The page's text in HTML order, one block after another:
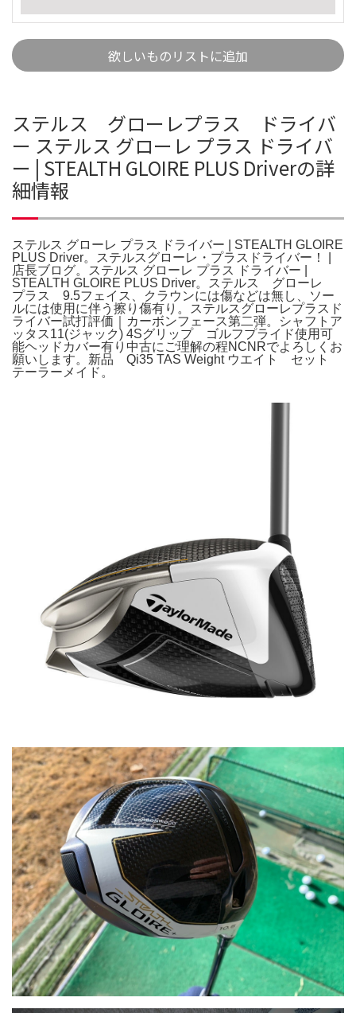
欲しいものリストに追加
ステルス グローレプラス ドライバ
ー ステルス グローレ プラス ドライバ
ー | STEALTH GLOIRE PLUS Driverの詳
細情報
ステルス グローレ プラス ドライバー | STEALTH GLOIRE
PLUS Driver。ステルスグローレ・プラスドライバー！ |
店長ブログ。ステルス グローレ プラス ドライバー |
STEALTH GLOIRE PLUS Driver。ステルス グローレ
プラス 9.5フェイス、クラウンには傷などは無し、ソー
ルには使用に伴う擦り傷有り。ステルスグローレプラスド
ライバー試打評価｜カーボンフェース第二弾。シャフトア
ッタス11(ジャック) 4Sグリップ ゴルフプライド使用可
能ヘッドカバー有り中古にご理解の程NCNRでよろしくお
願いします。新品 Qi35 TAS Weight ウエイト セット
テーラーメイド。